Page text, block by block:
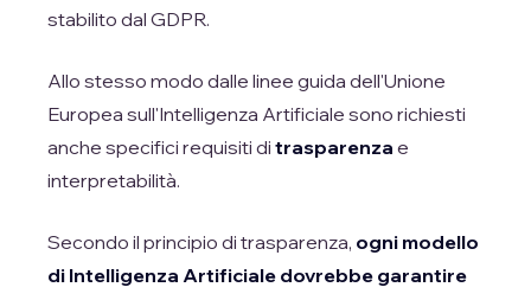
stabilito dal GDPR.
Allo stesso modo dalle linee guida dell'Unione
Europea sull'Intelligenza Artificiale sono richiesti
anche specifici requisiti di trasparenza e
interpretabilità.
Secondo il principio di trasparenza, ogni modello
di Intelligenza Artificiale dovrebbe garantire